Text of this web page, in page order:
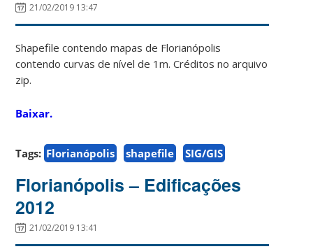
21/02/2019 13:47
Shapefile contendo mapas de Florianópolis
contendo curvas de nível de 1m. Créditos no arquivo
zip.
Baixar.
Tags: Florianópolis shapefile SIG/GIS
Florianópolis – Edificações
2012
21/02/2019 13:41